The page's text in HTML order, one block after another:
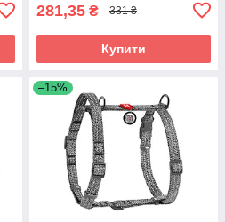
281,35 ₴ 331 ₴
Купити
–15%